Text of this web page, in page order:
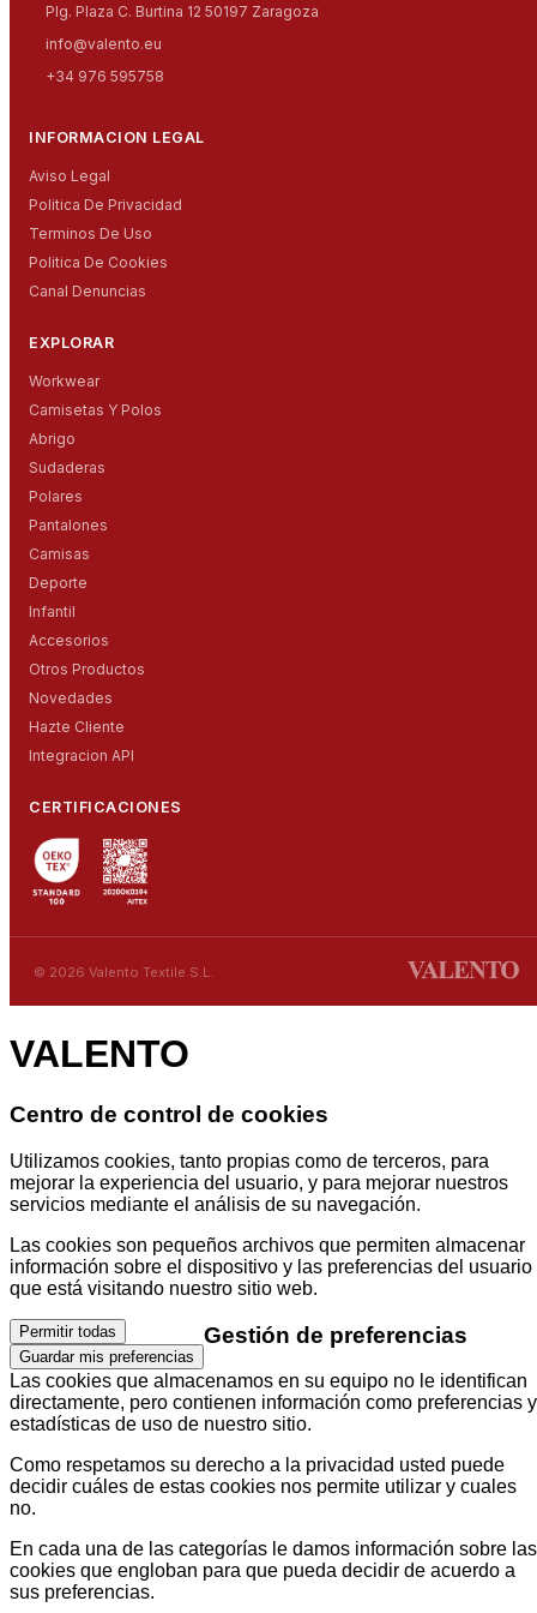
Plg. Plaza C. Burtina 12 50197 Zaragoza
info@valento.eu
+34 976 595758
INFORMACION LEGAL
Aviso Legal
Politica De Privacidad
Terminos De Uso
Politica De Cookies
Canal Denuncias
EXPLORAR
Workwear
Camisetas Y Polos
Abrigo
Sudaderas
Polares
Pantalones
Camisas
Deporte
Infantil
Accesorios
Otros Productos
Novedades
Hazte Cliente
Integracion API
CERTIFICACIONES
© 2026 Valento Textile S.L.
VALENTO
Centro de control de cookies
Utilizamos cookies, tanto propias como de terceros, para
mejorar la experiencia del usuario, y para mejorar nuestros
servicios mediante el análisis de su navegación.
Las cookies son pequeños archivos que permiten almacenar
información sobre el dispositivo y las preferencias del usuario
que está visitando nuestro sitio web.
Permitir todas
Guardar mis preferencias
Gestión de preferencias
Las cookies que almacenamos en su equipo no le identifican
directamente, pero contienen información como preferencias y
estadísticas de uso de nuestro sitio.
Como respetamos su derecho a la privacidad usted puede
decidir cuáles de estas cookies nos permite utilizar y cuales
no.
En cada una de las categorías le damos información sobre las
cookies que engloban para que pueda decidir de acuerdo a
sus preferencias.